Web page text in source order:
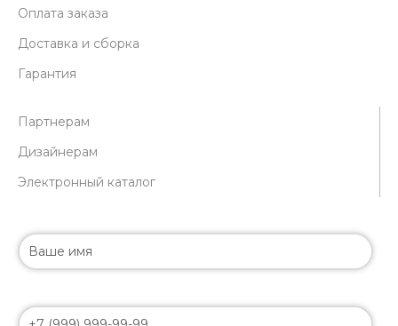
Оплата заказа
Доставка и сборка
Гарантия
Партнерам
Дизайнерам
Электронный каталог